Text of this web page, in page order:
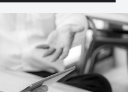
la plus proche